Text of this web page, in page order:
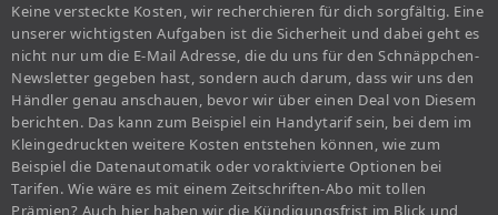
Keine versteckte Kosten, wir recherchieren für dich sorgfältig. Eine
unserer wichtigsten Aufgaben ist die Sicherheit und dabei geht es
nicht nur um die E-Mail Adresse, die du uns für den Schnäppchen-
Newsletter gegeben hast, sondern auch darum, dass wir uns den
Händler genau anschauen, bevor wir über einen Deal von Diesem
berichten. Das kann zum Beispiel ein Handytarif sein, bei dem im
Kleingedruckten weitere Kosten entstehen können, wie zum
Beispiel die Datenautomatik oder voraktivierte Optionen bei
Tarifen. Wie wäre es mit einem Zeitschriften-Abo mit tollen
Prämien? Auch hier haben wir die Kündigungsfrist im Blick und